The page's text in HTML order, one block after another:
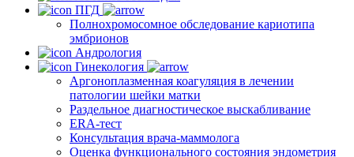
ПГД
Полнохромосомное обследование кариотипа
эмбрионов
Андрология
Гинекология
Аргоноплазменная коагуляция в лечении
патологии шейки матки
Раздельное диагностическое выскабливание
ERA-тест
Консультация врача-маммолога
Оценка функционального состояния эндометрия